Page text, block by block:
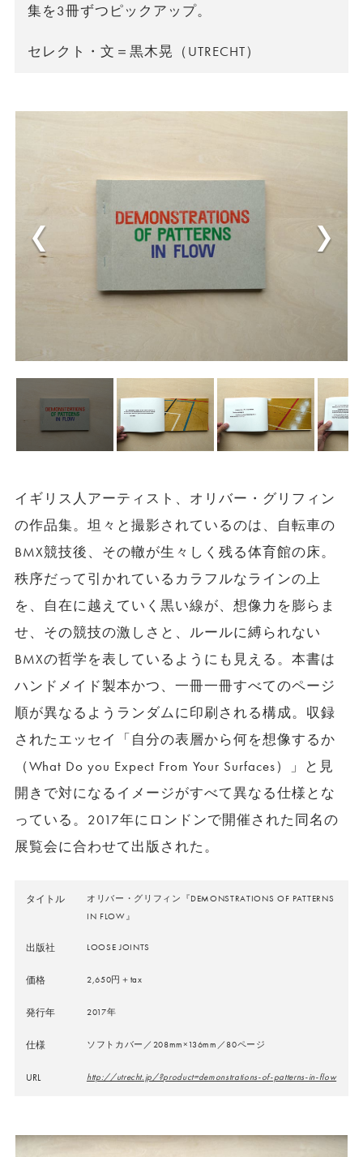
集を3冊ずつピックアップ。
セレクト・文＝黒木晃（UTRECHT）
イギリス人アーティスト、オリバー・グリフィン
の作品集。坦々と撮影されているのは、自転車の
BMX競技後、その轍が生々しく残る体育館の床。
秩序だって引かれているカラフルなラインの上
を、自在に越えていく黒い線が、想像力を膨らま
せ、その競技の激しさと、ルールに縛られない
BMXの哲学を表しているようにも見える。本書は
ハンドメイド製本かつ、一冊一冊すべてのページ
順が異なるようランダムに印刷される構成。収録
されたエッセイ「自分の表層から何を想像するか
（What Do you Expect From Your Surfaces）」と見
開きで対になるイメージがすべて異なる仕様とな
っている。2017年にロンドンで開催された同名の
展覧会に合わせて出版された。
タイトル
オリバー・グリフィン『DEMONSTRATIONS OF PATTERNS
IN FLOW』
出版社 LOOSE JOINTS
価格 2,650円＋tax
発行年 2017年
仕様 ソフトカバー／208mm×136mm／80ページ
URL http://utrecht.jp/?product=demonstrations-of-patterns-in-flow